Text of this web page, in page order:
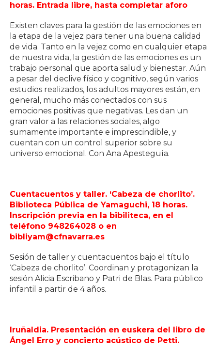
horas. Entrada libre, hasta completar aforo
Existen claves para la gestión de las emociones en
la etapa de la vejez para tener una buena calidad
de vida. Tanto en la vejez como en cualquier etapa
de nuestra vida, la gestión de las emociones es un
trabajo personal que aporta salud y bienestar. Aún
a pesar del declive físico y cognitivo, según varios
estudios realizados, los adultos mayores están, en
general, mucho más conectados con sus
emociones positivas que negativas. Les dan un
gran valor a las relaciones sociales, algo
sumamente importante e imprescindible, y
cuentan con un control superior sobre su
universo emocional. Con Ana Apesteguía.
Cuentacuentos y taller. ‘Cabeza de chorlito’.
Biblioteca Pública de Yamaguchi, 18 horas.
Inscripción previa en la bibiliteca, en el
teléfono 948264028 o en
bibliyam@cfnavarra.es
Sesión de taller y cuentacuentos bajo el título
‘Cabeza de chorlito’. Coordinan y protagonizan la
sesión Alicia Escribano y Patri de Blas. Para público
infantil a partir de 4 años.
Iruñaldia. Presentación en euskera del libro de
Ángel Erro y concierto acústico de Petti.